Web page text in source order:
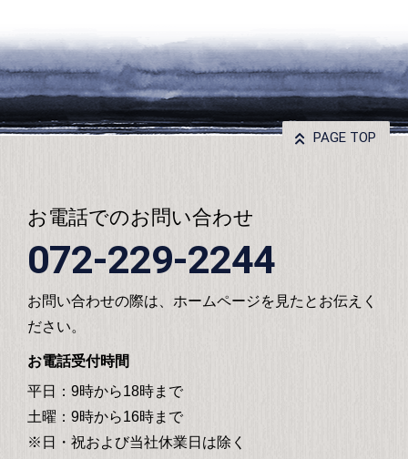
PAGE TOP
お電話でのお問い合わせ
072-229-2244
お問い合わせの際は、ホームページを見たとお伝えく
ださい。
お電話受付時間
平日：9時から18時まで
土曜：9時から16時まで
※日・祝および当社休業日は除く